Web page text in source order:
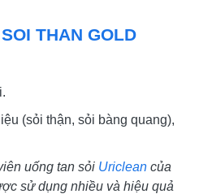
THAN GOLD
(sỏi thận, sỏi bàng quang),
uống tan sỏi Uriclean của
sử dụng nhiều và hiệu quả